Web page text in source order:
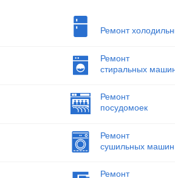
Ремонт
Ремонт
стиральных
Ремонт
посудомоек
Ремонт
сушильных машин
Ремонт